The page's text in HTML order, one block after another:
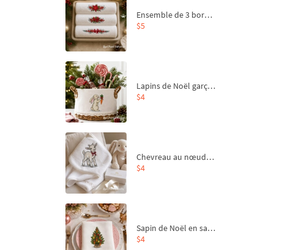
Ensemble de 3 bordures de Noël pour broderie machine
$5
Lapins de Noël garçon et fille - 4 tailles
$4
Chevreau au nœud rouge – broderie machine, 4 tailles
$4
Sapin de Noël en sac aux carottes Motif de broderie à la machine - 4 tailles
$4